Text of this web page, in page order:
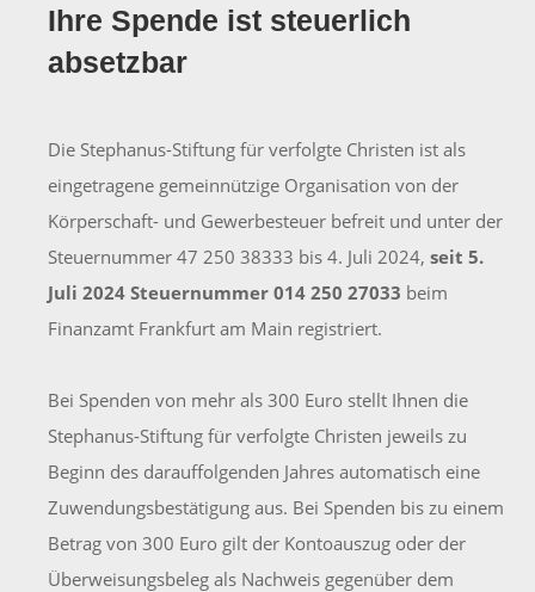
Ihre Spende ist steuerlich
absetzbar
Die Stephanus-Stiftung für verfolgte Christen ist als
eingetragene gemeinnützige Organisation von der
Körperschaft- und Gewerbesteuer befreit und unter der
Steuernummer 47 250 38333 bis 4. Juli 2024, seit 5.
Juli 2024 Steuernummer 014 250 27033 beim
Finanzamt Frankfurt am Main registriert.
Bei Spenden von mehr als 300 Euro stellt Ihnen die
Stephanus-Stiftung für verfolgte Christen jeweils zu
Beginn des darauffolgenden Jahres automatisch eine
Zuwendungsbestätigung aus. Bei Spenden bis zu einem
Betrag von 300 Euro gilt der Kontoauszug oder der
Überweisungsbeleg als Nachweis gegenüber dem